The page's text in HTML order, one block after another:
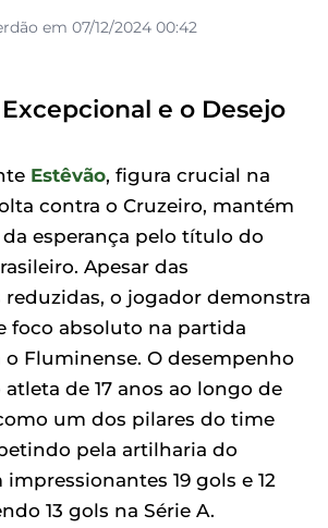
em 07/12/2024 00:42
e o Desejo
Estêvão, figura crucial na
contra o Cruzeiro, mantém
da esperança pelo título do
Apesar das
o jogador demonstra
foco absoluto na partida
Fluminense. O desempenho
de 17 anos ao longo de
um dos pilares do time
pela artilharia do
19 gols e 12
13 gols na Série A.